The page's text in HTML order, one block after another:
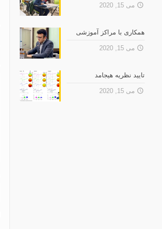
می 15, 2020
همکاری با مراکز آموزشی
می 15, 2020
تایید نظریه هیجامد
می 15, 2020